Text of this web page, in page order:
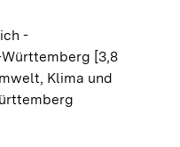
-
[3,8
Klima und